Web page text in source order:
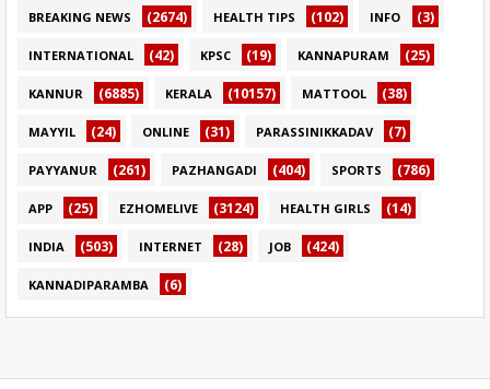
BREAKING NEWS (2674) HEALTH TIPS (102) INFO (3)
INTERNATIONAL (42) KPSC (19) KANNAPURAM (25)
KANNUR (6885) KERALA (10157) MATTOOL (38)
MAYYIL (24) ONLINE (31) PARASSINIKKADAV (7)
PAYYANUR (261) PAZHANGADI (404) SPORTS (786)
APP (25) EZHOMELIVE (3124) HEALTH GIRLS (14)
INDIA (503) INTERNET (28) JOB (424)
KANNADIPARAMBA (6)